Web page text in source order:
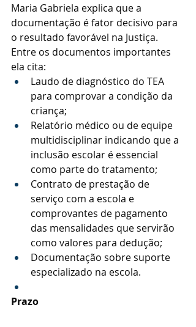
Maria Gabriela explica que a
documentação é fator decisivo para
o resultado favorável na Justiça.
Entre os documentos importantes
ela cita:
Laudo de diagnóstico do TEA
para comprovar a condição da
criança;
Relatório médico ou de equipe
multidisciplinar indicando que a
inclusão escolar é essencial
como parte do tratamento;
Contrato de prestação de
serviço com a escola e
comprovantes de pagamento
das mensalidades que servirão
como valores para dedução;
Documentação sobre suporte
especializado na escola.
Prazo